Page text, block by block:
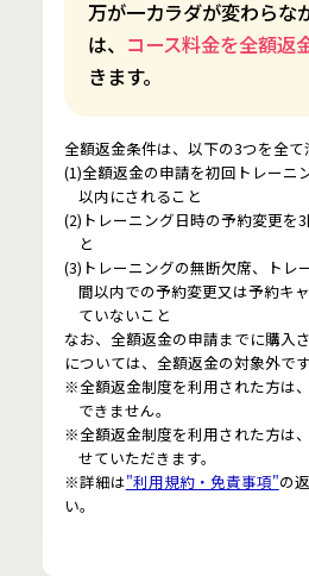
万が一カラダが変わらな
は、 コース料金を全額返
きます。
全額返金条件は、以下の3つを全て
(1)全額返金の申請を初回トレーニ
以内にされること
(2)トレーニング日時の予約変更を
と
(3)トレーニングの無断欠席、トレ
間以内での予約変更又は予約キ
ていないこと
なお、全額返金の申請までに購入
については、全額返金の対象外です
※全額返金制度を利用された方は
できません。
※全額返金制度を利用された方は
せていただきます。
※詳細は"利用規約・免責事項"の
い。